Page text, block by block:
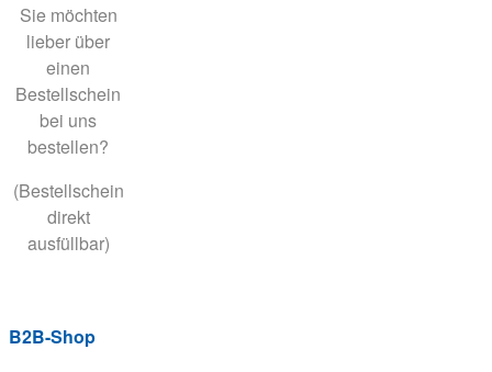
Sie möchten
lieber über
einen
Bestellschein
bei uns
bestellen?
(Bestellschein
direkt
ausfüllbar)
B2B-Shop